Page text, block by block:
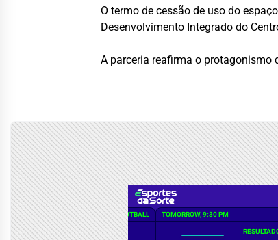
O termo de cessão de uso do
Desenvolvimento Integrado do
A parceria reafirma o protagonismo